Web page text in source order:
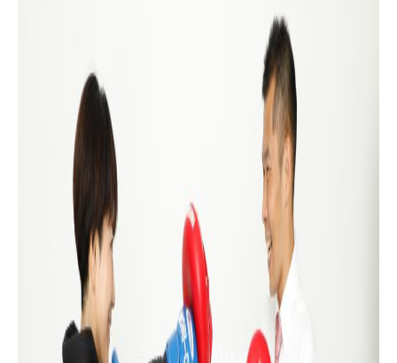
務所が業務を委託する業者に対して開示する場合
・法令に基づき開示することが必要である場合
個人情報の安全対策
当事務所は、個人情報の正確性及び安全性確保のために、セ
キュリティに万全の対策を講じています。
ご本人の照会
お客さまがご本人の個人情報の照会・修正・削除などをご希
望される場合には、ご本人であることを確認の上、対応させ
ていただきます。
法令、規範の遵守と見直し
当事務所は、保有する個人情報に関して適用される日本の法
令、その他規範を遵守するとともに、本ポリシーの内容を適
宜見直し、その改善に努めます。